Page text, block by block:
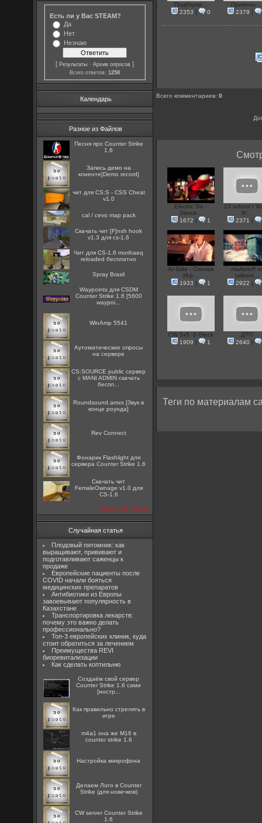
Есть ли у Вас STEAM?
Да
Нет
Незнаю
[Результаты ·Архив опросов ]
Всего ответов:1258
Календарь
Разное из Файлов
Песня про Counter Strike
1.6
Запись демо на
клиенте[Demo record]
чит для CS:S - CSS Cheat
v1.0
cal / cevo map pack
Скачать чит [F]nxh hook
v1.3 для cs-1.6
Чит для CS-1.6 morihaeq
reloaded бесплатно
Spray Brasil
Waypoints для CSDM
Counter Strike 1.6 [5600
waypoi...
WinAmp 5541
Аутоматические опросы
на сервере
CS:SOURCE public сервер
с MANI ADMIN скачать
беспл...
Roundsound.amxx [Звук в
конце роунда]
Rev Connect
Фонарик Flashlight для
сервера Counter Strike 1.6
Скачать чит
FemaleOwnage v1.0 для
CS-1.6
посмотреть все
Случайная статья
Плодовый питомник: как
выращивают, прививают и
подготавливают саженцы к
продаже
Европейские пациенты после
COVID начали бояться
медицинских препаратов
Антибиотики из Европы
завоевывают популярность в
Казахстане
Транспортировка лекарств:
почему это важно делать
профессионально?
Топ-3 европейских клиник, куда
стоит обратиться за лечением
Преимущества REVI
биоревитализации
Как сделать коптильню
Создаём свой сервер
Counter Strike 1.6 сами
[инстр...
Как правильно стрелять в
игре
m4a1 она же M16 в
counter strike 1.6
Настройка микрофона
Делаем Лого в Counter
Strike (для новечков)
CW server Counter Strike
1.6
Подборка...
2353 | 0
Приколы
2379 |
Всего комментариев:0
Electric Six -
Dance...
1672 | 1
13 school I
It!...
2371 |
Ar-Side - Слепая
Игр...
1933 | 1
markeloff
talikem...
2922 |
CW 5x5 -3 Glock
1909 | 1
ДТП
2640 |
Теги по материалам